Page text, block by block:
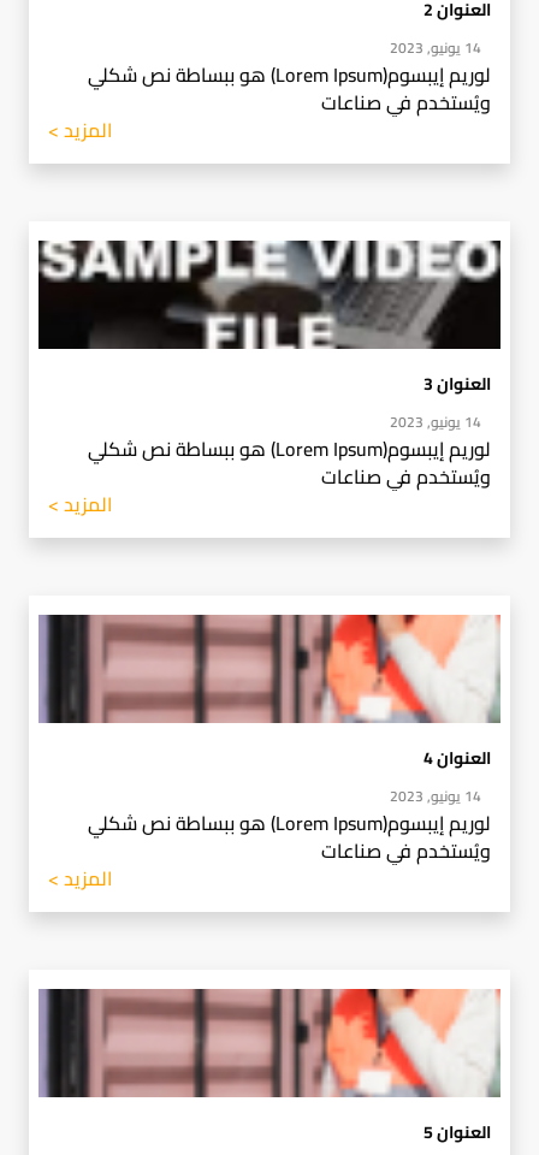
العنوان 2
14 يونيو, 2023
لوريم إيبسوم(Lorem Ipsum) هو ببساطة نص شكلي
ويُستخدم في صناعات
المزيد >
العنوان 3
14 يونيو, 2023
لوريم إيبسوم(Lorem Ipsum) هو ببساطة نص شكلي
ويُستخدم في صناعات
المزيد >
العنوان 4
14 يونيو, 2023
لوريم إيبسوم(Lorem Ipsum) هو ببساطة نص شكلي
ويُستخدم في صناعات
المزيد >
العنوان 5